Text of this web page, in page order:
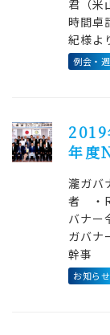
君（米
時間
紀様よ
例会・
年度
瀧ガバ
者
バナ
ガバ
幹事
お知らせ